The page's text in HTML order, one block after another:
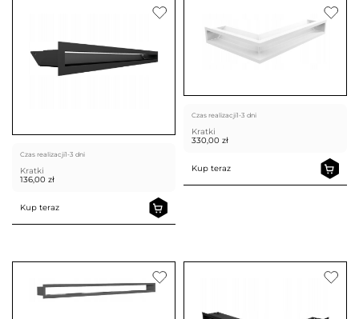
Czas realizacji1-3 dni
Kratki
136,00 zł
Kup teraz
Czas realizacji1-3 dni
Kratki
330,00 zł
Kup teraz